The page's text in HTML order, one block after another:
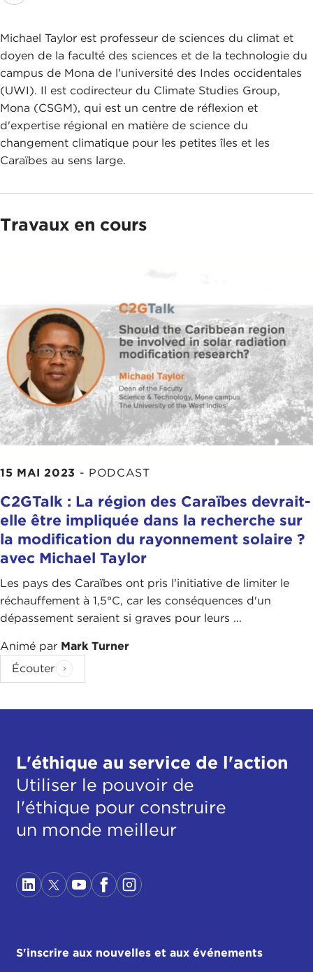
Michael Taylor est professeur de sciences du climat et
doyen de la faculté des sciences et de la technologie du
campus de Mona de l'université des Indes occidentales
(UWI). Il est codirecteur du Climate Studies Group,
Mona (CSGM), qui est un centre de réflexion et
d'expertise régional en matière de science du
changement climatique pour les petites îles et les
Caraïbes au sens large.
Travaux en cours
15 MAI 2023 - PODCAST
C2GTalk : La région des Caraïbes devrait-
elle être impliquée dans la recherche sur
la modification du rayonnement solaire ?
avec Michael Taylor
Les pays des Caraïbes ont pris l'initiative de limiter le
réchauffement à 1,5°C, car les conséquences d'un
dépassement seraient si graves pour leurs ...
Animé par Mark Turner
Écouter
L'éthique au service de l'action
Utiliser le pouvoir de
l'éthique pour construire
un monde meilleur
S'inscrire aux nouvelles et aux événements